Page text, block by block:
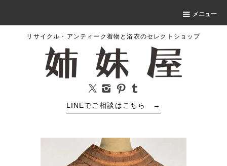
メニュー
リサイクル・アンティーク着物と浴衣のセレクトショップ
LINEでご相談はこちら →